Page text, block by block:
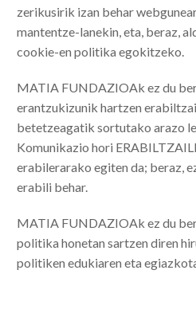
zerikusirik izan behar
mantentze-lanekin, eta, beraz,
cookie-en politika egokitzeko.
MATIA FUNDAZIOAk ez du
erantzukizunik hartzen
betetzeagatik sortutako arazo
Komunikazio hori
erabilerarako egiten da; beraz,
erabili behar.
MATIA FUNDAZIOAk ez du
politika honetan sartzen diren
politiken edukiaren eta